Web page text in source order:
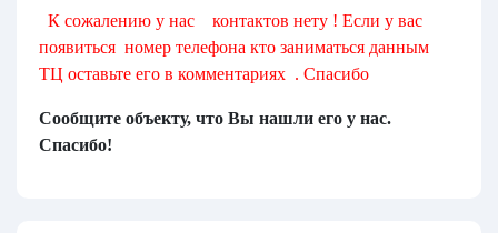
К сожалению у нас контактов нету ! Если у вас
появиться номер телефона кто заниматься данным
ТЦ оставьте его в комментариях . Спасибо
Сообщите объекту, что Вы нашли его у нас.
Спасибо!